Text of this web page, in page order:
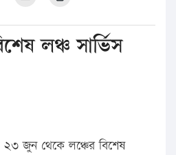
লঞ্চ সার্ভিস
জুন থেকে লঞ্চের বিশেষ